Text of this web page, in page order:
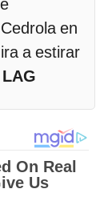
en
a estirar